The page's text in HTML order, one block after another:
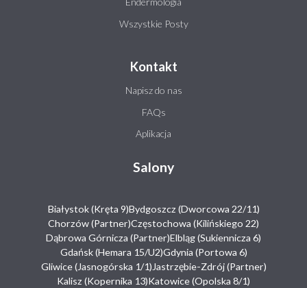
Wszystkie Posty
Kontakt
Napisz do nas
FAQs
Aplikacja
Salony
Białystok (Kręta 9)Bydgoszcz (Dworcowa 22/11)
Chorzów (Partner)Częstochowa (Kilińskiego 22)
Dąbrowa Górnicza (Partner)Elbląg (Sukiennicza 6)
Gdańsk (Hemara 15/U2)Gdynia (Portowa 6)
Gliwice (Jasnogórska 1/1) Jastrzębie-Zdrój (Partner)
Kalisz (Kopernika 13)Katowice (Opolska 8/1)